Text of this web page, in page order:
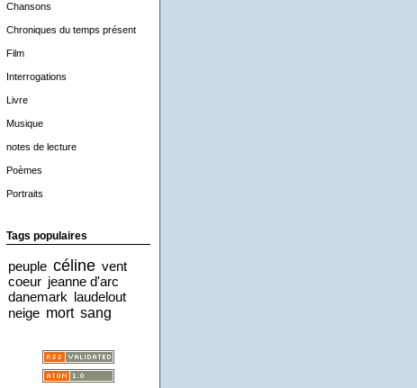
Chansons
Chroniques du temps présent
Film
Interrogations
Livre
Musique
notes de lecture
Poèmes
Portraits
Tags populaires
peuple céline vent
coeur jeanne d'arc
danemark laudelout
neige mort sang